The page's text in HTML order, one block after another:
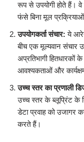
रूप से उपयोगी होते हैं।
फंसे बिना मूल
उपयोगकर्ता संचार: ये
बीच एक मूल्यवान
अप्रतिभागी हितधारकों
आवश्यकताओं और
उच्च स्तर का प्रणाली
उच्च स्तर के ब्लूप्रिंट के
डेटा प्रवाह को उजागर
करते हैं।